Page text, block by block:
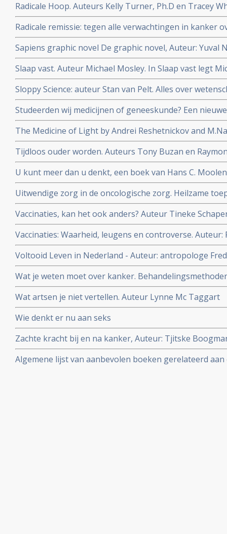
Radicale Hoop. Auteurs Kelly Turner, Ph.D en Tracey
Radicale Remissie
Radicale remissie: tegen alle verwachtingen in kanker
Turner
Sapiens graphic novel De graphic novel, Auteur: Yuval
mensheid in stripverhaal
Slaap vast. Auteur Michael Mosley. In Slaap vast legt
slaapproblemen ontstaan en hoe je die met vasten,
kunt aanpakken.
Sloppy Science: auteur Stan van Pelt. Alles over
nepcongressen
Studeerden wij medicijnen of geneeskunde? Een
chronische aandoeningen. Auteur: Lieneke van de
The Medicine of Light by Andrei Reshetnickov and
wordt uitgelegd hoe PDT met radachlorin-
fotosensitizer succesvol kankerpatienten kan helpen
Tijdloos ouder worden. Auteurs Tony Buzan en
doorprikken van leeftijdsgebonden mentale
U kunt meer dan u denkt, een boek van Hans C.
met kanker.
Uitwendige zorg in de oncologische zorg. Heilzame
antroposofische verpleegkundige Zorg. Auteur: Toke
Vaccinaties, kan het ook anders? Auteur Tineke
Vaccinaties: Waarheid, leugens en controverse. Auteur:
Voltooid Leven in Nederland - Auteur: antropologe
ervaren, willen en doen als zij het leven voltooid vinden
Wat je weten moet over kanker.
Auteur Lynne McTaggert
Wat artsen je niet vertellen. Auteur Lynne Mc Taggart
Wie denkt er nu aan seks
Zachte kracht bij en na kanker, Auteur: Tjitske
Janneke Boshouwers. Yoga bij en na kanker.
Algemene lijst van aanbevolen boeken gerelateerd